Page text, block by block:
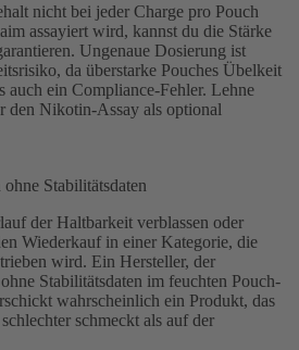
nicht bei jeder Charge pro Pouch
assayiert wird, kannst du die Stärke
Ungenaue Dosierung ist
da überstarke Pouches Übelkeit
auch ein Compliance-Fehler. Lehne
den Nikotin-Assay als optional
Stabilitätsdaten
der Haltbarkeit verblassen oder
Wiederkauf in einer Kategorie, die
wird. Ein Hersteller, der
Stabilitätsdaten im feuchten Pouch-
wahrscheinlich ein Produkt, das
schmeckt als auf der